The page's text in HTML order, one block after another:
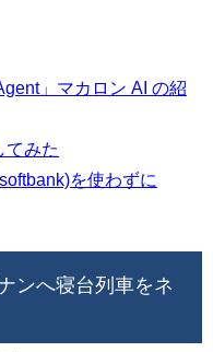
」マカロン AI の紹
てみた
を使わずに
ンへ寝台列車をネ